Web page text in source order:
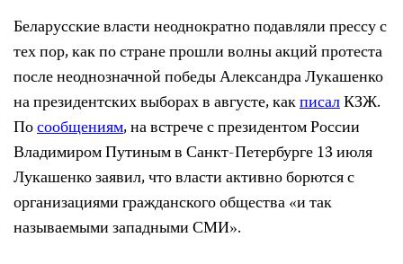
Беларусские власти неоднократно подавляли прессу с
тех пор, как по стране прошли волны акций протеста
после неоднозначной победы Александра Лукашенко
на президентских выборах в августе, какписалКЗЖ.
Посообщениям, на встрече с президентом России
Владимиром Путиным в Санкт-Петербурге 13 июля
Лукашенко заявил, что власти активно борются с
организациями гражданского общества «и так
называемыми западными СМИ».